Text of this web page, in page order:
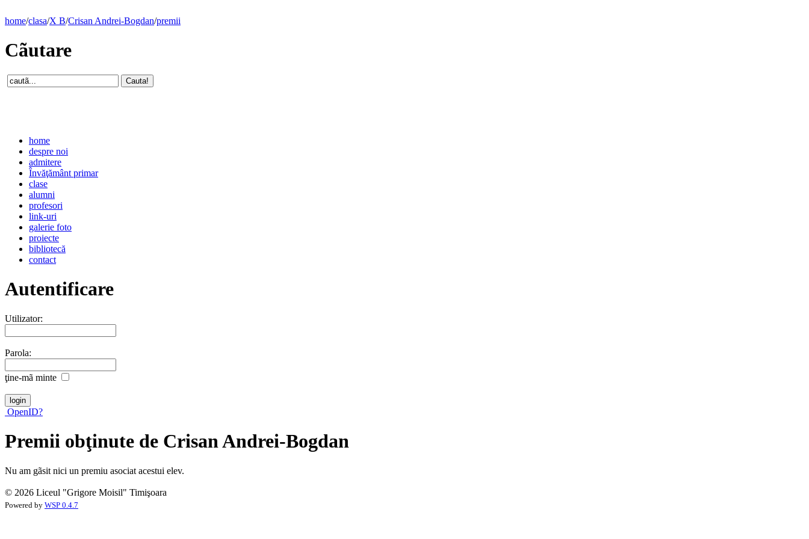
home/clasa/X B/Crisan Andrei-Bogdan/premii
Cãutare
home
despre noi
admitere
Învăţământ primar
clase
alumni
profesori
link-uri
galerie foto
proiecte
bibliotecă
contact
Autentificare
Utilizator:
Parola:
ţine-mã minte
OpenID?
Premii obţinute de Crisan Andrei-Bogdan
Nu am gãsit nici un premiu asociat acestui elev.
© 2026 Liceul "Grigore Moisil" Timişoara
Powered by WSP 0.4.7